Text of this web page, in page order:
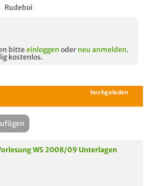
Rudeboi
bitte einloggen oder neu anmelden.
kostenlos.
WS 2008/09 Unterlagen